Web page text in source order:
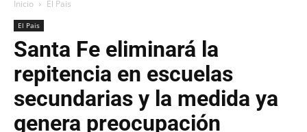
Inicio El Pais
El Pais
Santa Fe eliminará la
repitencia en escuelas
secundarias y la medida ya
genera preocupación